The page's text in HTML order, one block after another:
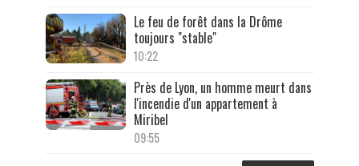
Le feu de forêt dans la Drôme
toujours "stable"
10:22
Près de Lyon, un homme meurt dans
l'incendie d'un appartement à
Miribel
09:55